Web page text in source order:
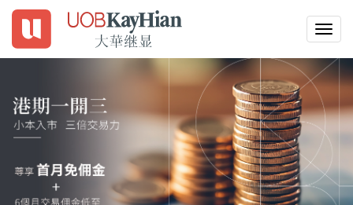
EN
繁 簡
登入
為何選擇 UTRADE